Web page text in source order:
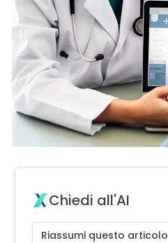
Chiedi all'AI
Riassumi questo articolo